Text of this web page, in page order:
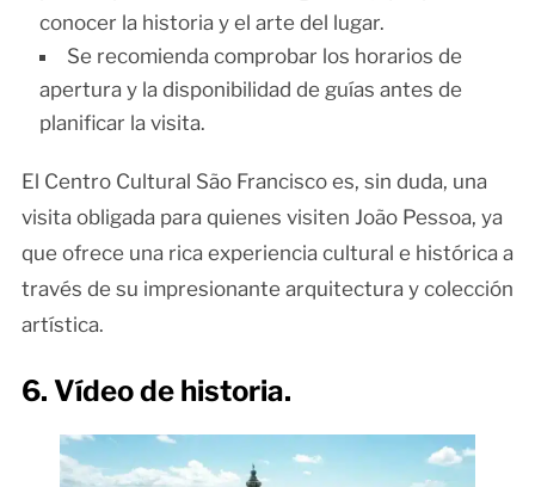
conocer la historia y el arte del lugar.
Se recomienda comprobar los horarios de
apertura y la disponibilidad de guías antes de
planificar la visita.
El Centro Cultural São Francisco es, sin duda, una
visita obligada para quienes visiten João Pessoa, ya
que ofrece una rica experiencia cultural e histórica a
través de su impresionante arquitectura y colección
artística.
6. Vídeo de historia.